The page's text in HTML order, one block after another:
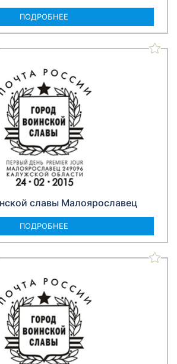
ПОДРОБНЕЕ
славы Малоярославец
ПОДРОБНЕЕ